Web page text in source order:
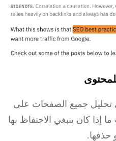
تحليل جميع الصفحات على
إذا كان ينبغي الاحتفاظ بها
حذفها.